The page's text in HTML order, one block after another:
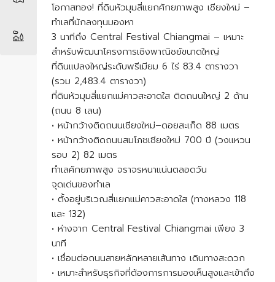
โอกาสทอง! ที่ดินหัวมุมสี่แยกศักยภาพสูง เชียงใหม่ –
ทำเลที่นักลงทุนมองหา
3 นาทีถึง Central Festival Chiangmai – เหมาะ
สำหรับพัฒนาโครงการเชิงพาณิชย์ขนาดใหญ่
ที่ดินแปลงใหญ่ระดับพรีเมียม 6 ไร่ 83.4 ตารางวา
(รวม 2,483.4 ตารางวา)
ที่ดินหัวมุมสี่แยกแม่คาวสะอาดใส ติดถนนใหญ่ 2 ด้าน
(ถนน 8 เลน)
• หน้ากว้างติดถนนเชียงใหม่–ดอยสะเก็ด 88 เมตร
• หน้ากว้างติดถนนสมโภชเชียงใหม่ 700 ปี (วงแหวน
รอบ 2) 82 เมตร
ทำเลศักยภาพสูง จราจรหนาแน่นตลอดวัน
จุดเด่นของทำเล
• ตั้งอยู่บริเวณสี่แยกแม่คาวสะอาดใส (ทางหลวง 118
และ 132)
• ห่างจาก Central Festival Chiangmai เพียง 3
นาที
• เชื่อมต่อถนนสายหลักหลายเส้นทาง เดินทางสะดวก
• เหมาะสำหรับธุรกิจที่ต้องการการมองเห็นสูงและเข้าถึง